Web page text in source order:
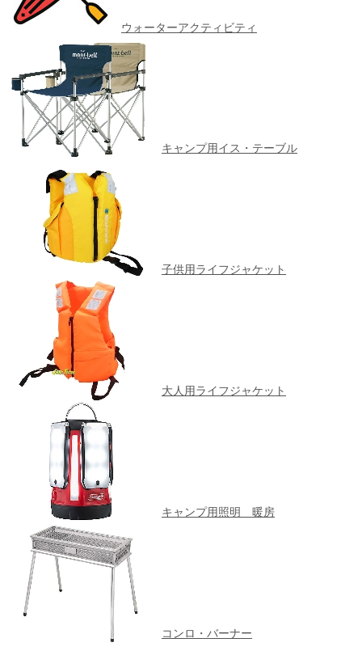
ウォーターアクティビティ
キャンプ用イス・テーブル
子供用ライフジャケット
大人用ライフジャケット
キャンプ用照明 暖房
コンロ・バーナー